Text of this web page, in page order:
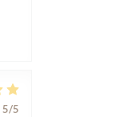
5/5